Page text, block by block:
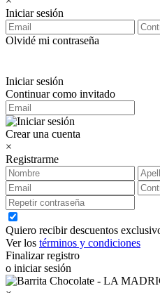
Iniciar sesión
Olvidé mi contraseña
Iniciar sesión
Continuar como invitado
Crear una cuenta
×
Registrarme
Quiero recibir descuentos
Ver los términos y condiciones
Finalizar registro
o iniciar sesión